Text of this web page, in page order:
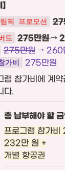
]
픽 프로모션
드 275만원 →
275만원
가비 275만원
램 참가비에 계
다.
총 납부해야 할
프로그램 참가
232만 원 +
개별 항공권